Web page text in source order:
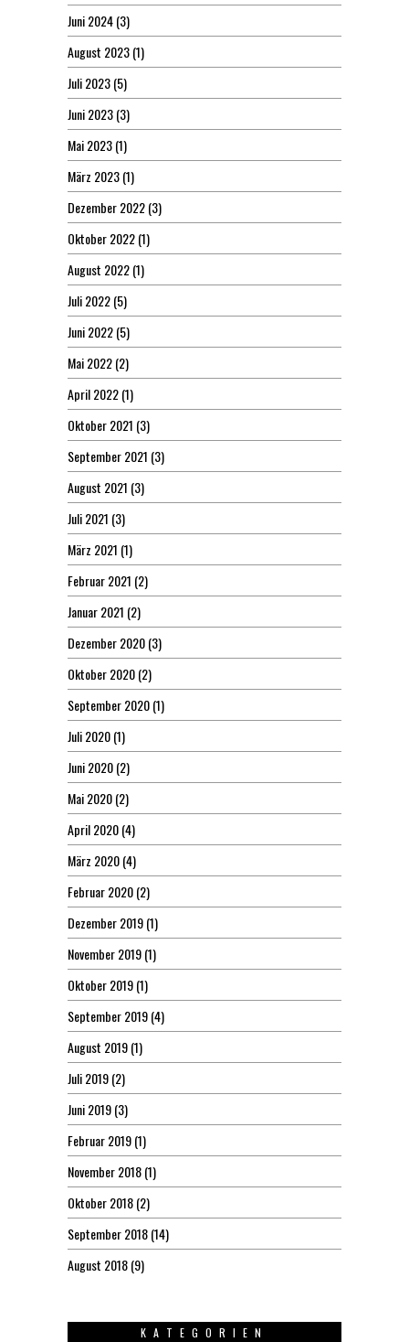
Juni 2024(3)
August 2023(1)
Juli 2023(5)
Juni 2023(3)
Mai 2023(1)
März 2023(1)
Dezember 2022(3)
Oktober 2022(1)
August 2022(1)
Juli 2022(5)
Juni 2022(5)
Mai 2022(2)
April 2022(1)
Oktober 2021 (3)
September 2021 (3)
August 2021 (3)
Juli 2021 (3)
März 2021 (1)
Februar 2021 (2)
Januar 2021 (2)
Dezember 2020(3)
Oktober 2020(2)
September 2020(1)
Juli 2020(1)
Juni 2020(2)
Mai 2020(2)
April 2020(4)
März 2020(4)
Februar 2020(2)
Dezember 2019(1)
November 2019(1)
Oktober 2019(1)
September 2019(4)
August 2019(1)
Juli 2019(2)
Juni 2019(3)
Februar 2019(1)
November 2018(1)
Oktober 2018(2)
September 2018(14)
August 2018(9)
KATEGORIEN